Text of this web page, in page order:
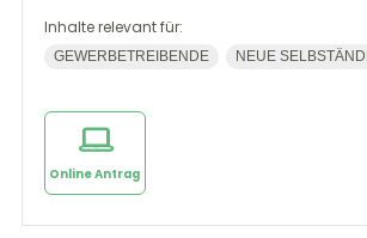
Inhalte relevant für:
GEWERBETREIBENDE NEUE
Online Antrag